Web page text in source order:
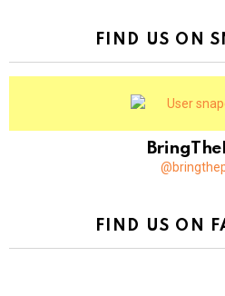
FIND US ON
FIND US ON